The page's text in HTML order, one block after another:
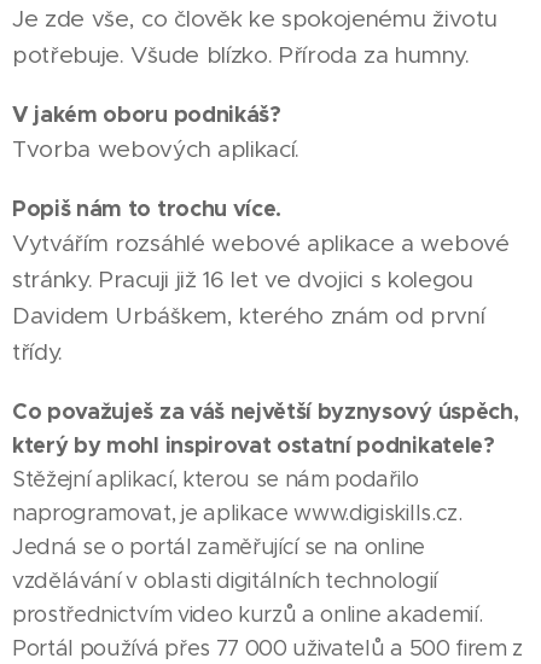
Je zde vše, co člověk ke spokojenému životu
potřebuje. Všude blízko. Příroda za humny.
V jakém oboru podnikáš?
Tvorba webových aplikací.
Popiš nám to trochu více.
Vytvářím rozsáhlé webové aplikace a webové
stránky. Pracuji již 16 let ve dvojici s kolegou
Davidem Urbáškem, kterého znám od první
třídy.
Co považuješ za váš největší byznysový úspěch,
který by mohl inspirovat ostatní podnikatele?
Stěžejní aplikací, kterou se nám podařilo
naprogramovat, je aplikace www.digiskills.cz.
Jedná se o portál zaměřující se na online
vzdělávání v oblasti digitálních technologií
prostřednictvím video kurzů a online akademií.
Portál používá přes 77 000 uživatelů a 500 firem z